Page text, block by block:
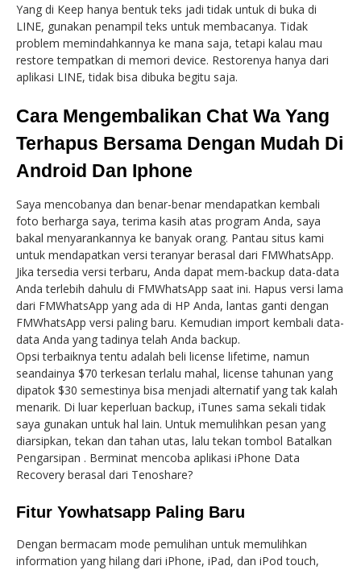
Yang di Keep hanya bentuk teks jadi tidak untuk di buka di
LINE, gunakan penampil teks untuk membacanya. Tidak
problem memindahkannya ke mana saja, tetapi kalau mau
restore tempatkan di memori device. Restorenya hanya dari
aplikasi LINE, tidak bisa dibuka begitu saja.
Cara Mengembalikan Chat Wa Yang
Terhapus Bersama Dengan Mudah Di
Android Dan Iphone
Saya mencobanya dan benar-benar mendapatkan kembali
foto berharga saya, terima kasih atas program Anda, saya
bakal menyarankannya ke banyak orang. Pantau situs kami
untuk mendapatkan versi teranyar berasal dari FMWhatsApp.
Jika tersedia versi terbaru, Anda dapat mem-backup data-data
Anda terlebih dahulu di FMWhatsApp saat ini. Hapus versi lama
dari FMWhatsApp yang ada di HP Anda, lantas ganti dengan
FMWhatsApp versi paling baru. Kemudian import kembali data-
data Anda yang tadinya telah Anda backup.
Opsi terbaiknya tentu adalah beli license lifetime, namun
seandainya $70 terkesan terlalu mahal, license tahunan yang
dipatok $30 semestinya bisa menjadi alternatif yang tak kalah
menarik. Di luar keperluan backup, iTunes sama sekali tidak
saya gunakan untuk hal lain. Untuk memulihkan pesan yang
diarsipkan, tekan dan tahan utas, lalu tekan tombol Batalkan
Pengarsipan . Berminat mencoba aplikasi iPhone Data
Recovery berasal dari Tenoshare?
Fitur Yowhatsapp Paling Baru
Dengan bermacam mode pemulihan untuk memulihkan
information yang hilang dari iPhone, iPad, dan iPod touch,